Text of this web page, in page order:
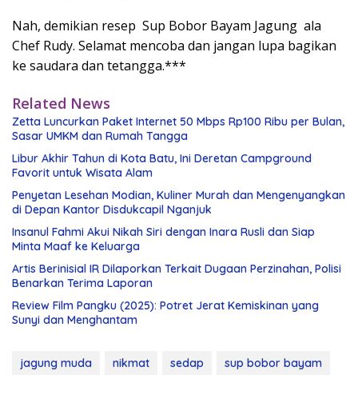
Nah, demikian resep Sup Bobor Bayam Jagung ala
Chef Rudy. Selamat mencoba dan jangan lupa bagikan
ke saudara dan tetangga.***
Related News
Zetta Luncurkan Paket Internet 50 Mbps Rp100 Ribu per Bulan,
Sasar UMKM dan Rumah Tangga
Libur Akhir Tahun di Kota Batu, Ini Deretan Campground
Favorit untuk Wisata Alam
Penyetan Lesehan Modian, Kuliner Murah dan Mengenyangkan
di Depan Kantor Disdukcapil Nganjuk
Insanul Fahmi Akui Nikah Siri dengan Inara Rusli dan Siap
Minta Maaf ke Keluarga
Artis Berinisial IR Dilaporkan Terkait Dugaan Perzinahan, Polisi
Benarkan Terima Laporan
Review Film Pangku (2025): Potret Jerat Kemiskinan yang
Sunyi dan Menghantam
jagung muda nikmat sedap sup bobor bayam